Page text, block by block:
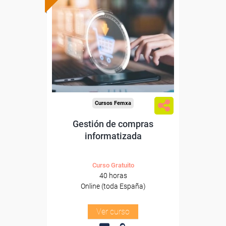
subvencionada.
Para desempleados,
trabajadores y autónomos.
Sector
-Grandes Almacenes.
Cursos Femxa
Gestión de compras
informatizada
Curso Gratuito
40 horas
Online (toda España)
Ver curso